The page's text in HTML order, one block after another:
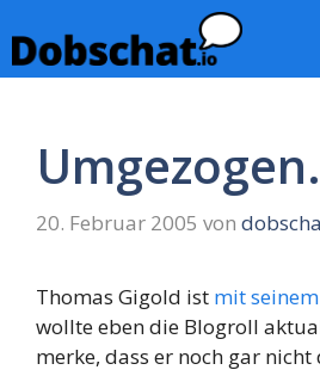
Inhalt
springen
20. Februar 2005 von
Thomas Gigold ist mit
wollte eben die Blogroll
merke, dass er noch gar